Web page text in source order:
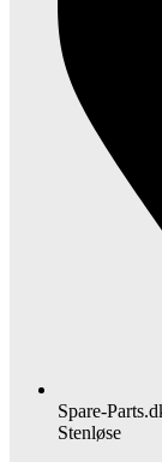
Spare-
Stenløse